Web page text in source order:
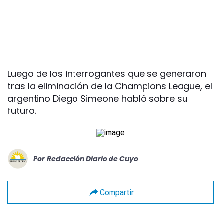
Luego de los interrogantes que se generaron
tras la eliminación de la Champions League, el
argentino Diego Simeone habló sobre su
futuro.
Por Redacción Diario de Cuyo
Compartir